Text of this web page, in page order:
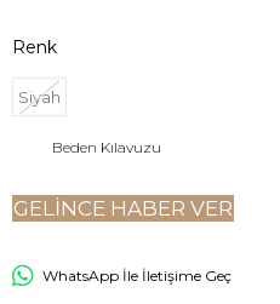
Renk
Siyah
Beden Kılavuzu
GELINCE HABER VER
WhatsApp İle İletişime Geç